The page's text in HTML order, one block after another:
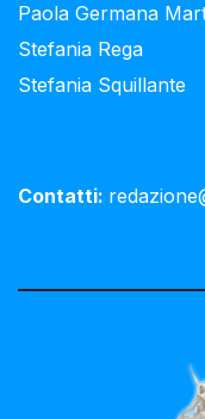
Paola Germana
Stefania Rega
Stefania Squillante
Contatti: